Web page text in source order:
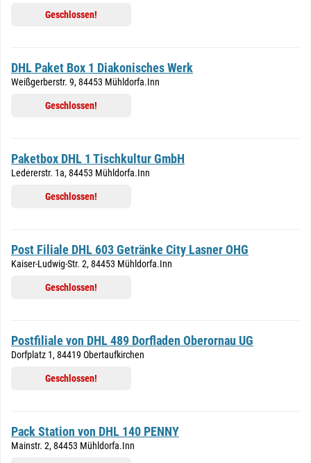
Geschlossen!
DHL Paket Box 1 Diakonisches Werk
Weißgerberstr. 9, 84453 Mühldorfa.Inn
Geschlossen!
Paketbox DHL 1 Tischkultur GmbH
Ledererstr. 1a, 84453 Mühldorfa.Inn
Geschlossen!
Post Filiale DHL 603 Getränke City Lasner OHG
Kaiser-Ludwig-Str. 2, 84453 Mühldorfa.Inn
Geschlossen!
Postfiliale von DHL 489 Dorfladen Oberornau UG
Dorfplatz 1, 84419 Obertaufkirchen
Geschlossen!
Pack Station von DHL 140 PENNY
Mainstr. 2, 84453 Mühldorfa.Inn